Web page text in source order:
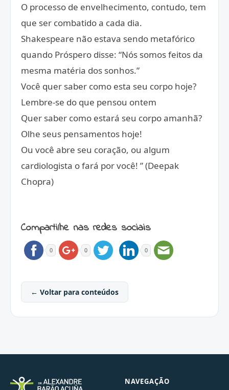
O processo de envelhecimento, contudo, tem
que ser combatido a cada dia.
Shakespeare não estava sendo metafórico
quando Próspero disse: “Nós somos feitos da
mesma matéria dos sonhos.”
Você quer saber como esta seu corpo hoje?
Lembre-se do que pensou ontem
Quer saber como estará seu corpo amanhã?
Olhe seus pensamentos hoje!
Ou você abre seu coração, ou algum
cardiologista o fará por você! ” (Deepak
Chopra)
Compartilhe nas redes sociais
0 0 0
← Voltar para conteúdos
NAVEGAÇÃO